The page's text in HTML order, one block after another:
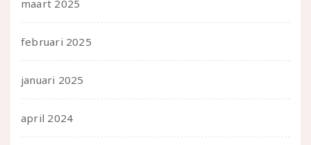
maart 2025
februari 2025
januari 2025
april 2024